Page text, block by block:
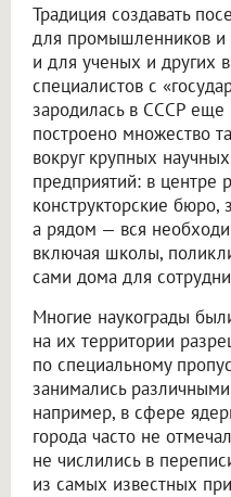
Традиция создавать
для промышленников и
и для ученых и других
специалистов с
зародилась в СССР еще
построено множество
вокруг крупных
предприятий: в центре
конструкторские бюро,
а рядом — вся
включая школы,
сами дома для
Многие наукограды
на их территории
по специальному
занимались
например, в сфере
города часто не
не числились в
из самых известных